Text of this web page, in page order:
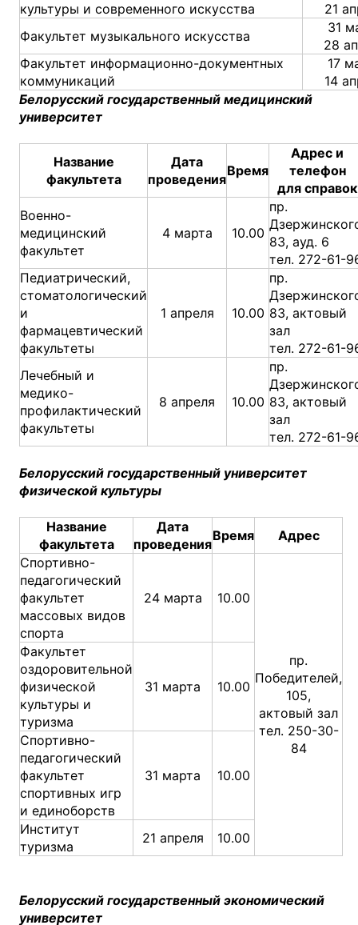
культуры и современного искусства
21
Факультет музыкального искусства
31
28
Факультет информационно-документных
коммуникаций
17
14
Белорусский государственный медицинский
университет
Название
факультета
Дата
проведения
Время
Адрес и
телефон
для справок
Военно-
медицинский
факультет
4 марта 10.00
пр.
83, ауд. 6
тел. 272-61-
Педиатрический,
стоматологический
и
фармацевтический
факультеты
1 апреля 10.00
пр.
83, актовый
зал
тел. 272-61-
Лечебный и
медико-
профилактический
факультеты
8 апреля 10.00
пр.
83, актовый
зал
тел. 272-61-
Белорусский государственный университет
физической культуры
Название
факультета
Дата
проведения
Время
Адрес
Спортивно-
педагогический
факультет
массовых видов
спорта
24 марта 10.00
пр.
Победителей,
105,
актовый зал
тел. 250-30-
84
Факультет
оздоровительной
физической
культуры и
туризма
31 марта 10.00
Спортивно-
педагогический
факультет
спортивных игр
и единоборств
31 марта 10.00
Институт
туризма
21 апреля 10.00
Белорусский государственный экономический
университет